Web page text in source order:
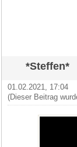
*Steffen*
01.02.2021, 17:04
(Dieser Beitrag